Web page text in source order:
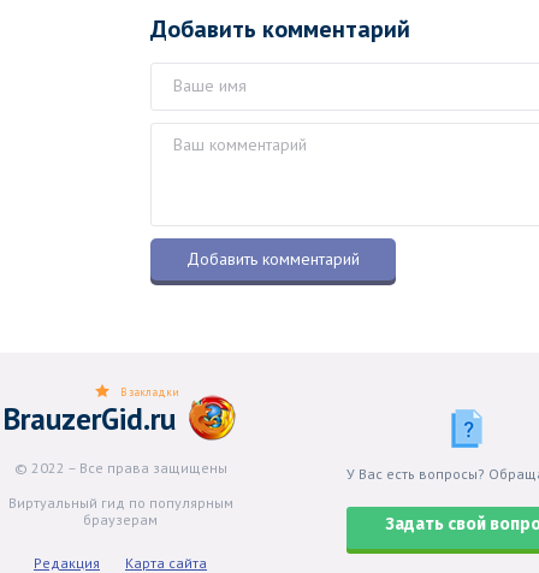
Добавить комментарий
BrauzerGid.ru
© 2022 – Все права защищены
Виртуальный гид по популярным
браузерам
Редакция Карта сайта
В закладки
У Вас есть вопросы?
Задать свой